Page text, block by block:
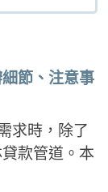
節、注意事
求時，除了
款管道。本